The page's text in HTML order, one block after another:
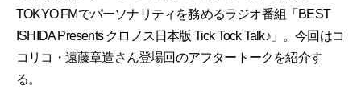
TOKYO FMでパーソナリティを務めるラジオ番組「BEST
ISHIDA Presents クロノス日本版 Tick Tock Talk♪」。今回はコ
コリコ・遠藤章造さん登場回のアフタートークを紹介す
る。